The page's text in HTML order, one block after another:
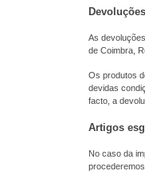
Devoluções
As
de Coimbra,
Os produtos
devidas
facto, a
Artigos
No caso da